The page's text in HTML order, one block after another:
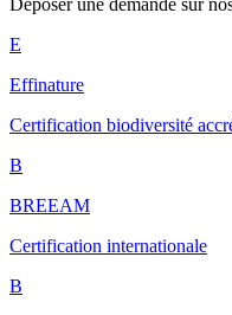
E
Effinature
Certification biodiversité
B
BREEAM
Certification internationale
B